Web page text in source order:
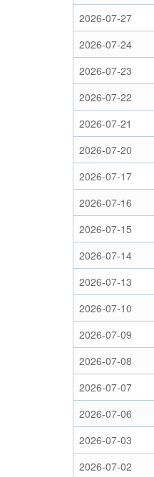
2026-07-27
2026-07-24
2026-07-23
2026-07-22
2026-07-21
2026-07-20
2026-07-17
2026-07-16
2026-07-15
2026-07-14
2026-07-13
2026-07-10
2026-07-09
2026-07-08
2026-07-07
2026-07-06
2026-07-03
2026-07-02